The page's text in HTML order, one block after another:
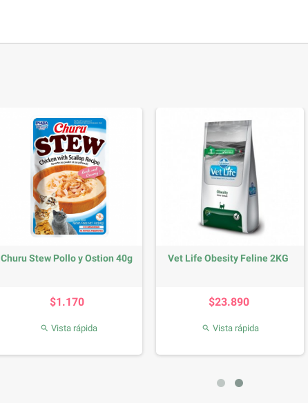
Churu Stew Pollo y Ostion 40g
$1.170
 Vista rápida
Vet Life Obesity Feline 2KG
$23.890
 Vista rápida